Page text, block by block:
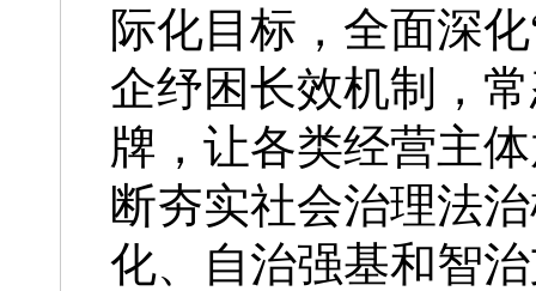
际化目标，全面深
企纾困长效机制，
牌，让各类经营主
断夯实社会治理法
化、自治强基和智